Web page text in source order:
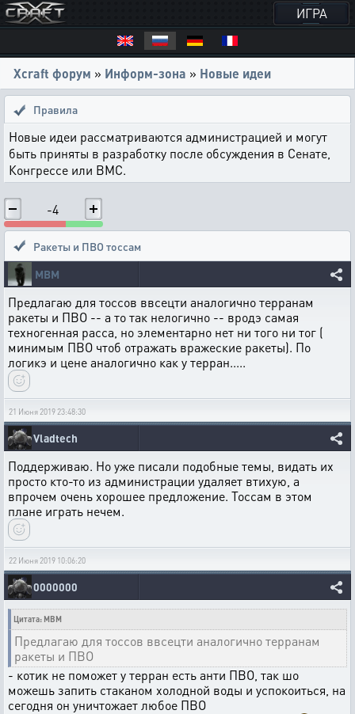
ИГРА
Xcraft форум » Информ-зона » Новые идеи
Правила
Новые идеи рассматриваются администрацией и могут
быть приняты в разработку после обсуждения в Сенате,
Конгрессе или ВМС.
-4
Ракеты и ПВО тоссам
MBM
Предлагаю для тоссов ввсецти аналогично терранам
ракеты и ПВО -- а то так нелогично -- вродэ самая
техногенная расса, но элементарно нет ни того ни тог (
минимым ПВО чтоб отражать вражеские ракеты). По
логикэ и цене аналогично как у терран.....
21 Июня 2019 23:48:30
Vladtech
Поддерживаю. Но уже писали подобные темы, видать их
просто кто-то из администрации удаляет втихую, а
впрочем очень хорошее предложение. Тоссам в этом
плане играть нечем.
22 Июня 2019 10:06:20
0000000
Цитата: MBM
Предлагаю для тоссов ввсецти аналогично терранам
ракеты и ПВО
- котик не поможет у терран есть анти ПВО, так шо
можешь запить стаканом холодной воды и успокоиться, на
сегодня он уничтожает любое ПВО